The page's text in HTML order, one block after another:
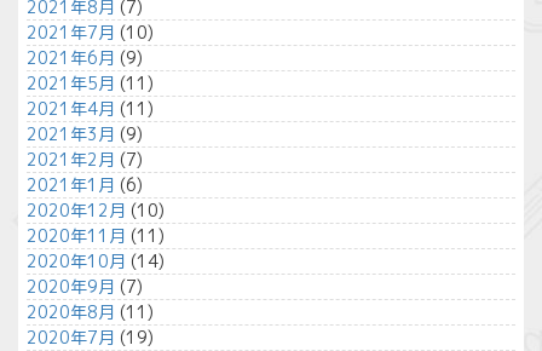
2021年8月 (7)
2021年7月 (10)
2021年6月 (9)
2021年5月 (11)
2021年4月 (11)
2021年3月 (9)
2021年2月 (7)
2021年1月 (6)
2020年12月 (10)
2020年11月 (11)
2020年10月 (14)
2020年9月 (7)
2020年8月 (11)
2020年7月 (19)